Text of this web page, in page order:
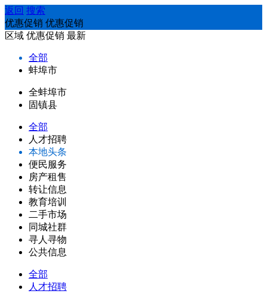
返回 搜索
优惠促销 优惠促销
区域 优惠促销 最新
全部
蚌埠市
全蚌埠市
固镇县
全部
人才招聘
本地头条
便民服务
房产租售
转让信息
教育培训
二手市场
同城社群
寻人寻物
公共信息
全部
人才招聘